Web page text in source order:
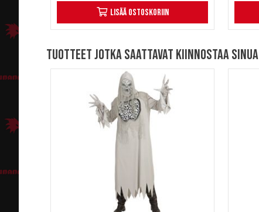
Lisää ostoskoriin
Tuotteet jotka saattavat kiinnostaa sinua